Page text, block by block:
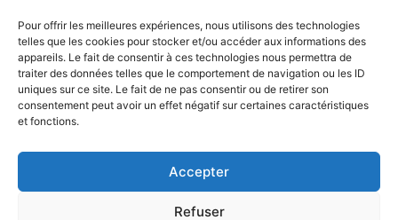
Pour offrir les meilleures expériences, nous utilisons des technologies
telles que les cookies pour stocker et/ou accéder aux informations des
appareils. Le fait de consentir à ces technologies nous permettra de
traiter des données telles que le comportement de navigation ou les ID
uniques sur ce site. Le fait de ne pas consentir ou de retirer son
consentement peut avoir un effet négatif sur certaines caractéristiques
et fonctions.
Accepter
Refuser
© Gouvernement du Québec, 2026
Plan du site
Accessibilité
Accès à l'information
Déclaration de services